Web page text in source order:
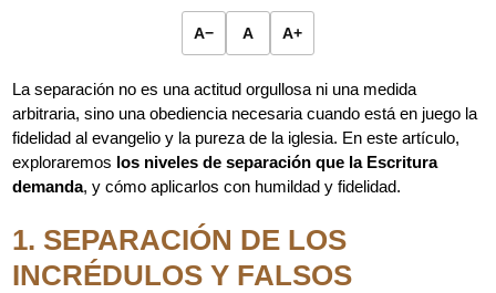
A− A A+
La separación no es una actitud orgullosa ni una medida
arbitraria, sino una obediencia necesaria cuando está en juego la
fidelidad al evangelio y la pureza de la iglesia. En este artículo,
exploraremos los niveles de separación que la Escritura
demanda, y cómo aplicarlos con humildad y fidelidad.
1. SEPARACIÓN DE LOS
INCRÉDULOS Y FALSOS